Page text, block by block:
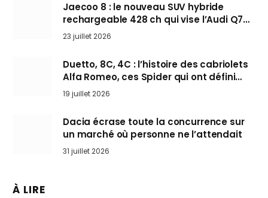
Jaecoo 8 : le nouveau SUV hybride
rechargeable 428 ch qui vise l’Audi Q7
arrive en Europe cet automne
23 juillet 2026
Duetto, 8C, 4C : l’histoire des cabriolets
Alfa Romeo, ces Spider qui ont défini
l’art de rouler cheveux au vent
19 juillet 2026
Dacia écrase toute la concurrence sur
un marché où personne ne l’attendait
31 juillet 2026
À LIRE